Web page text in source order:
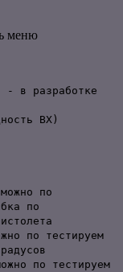
меню
- в разработке
ВХ)
по
по
по тестируем
по тестируем